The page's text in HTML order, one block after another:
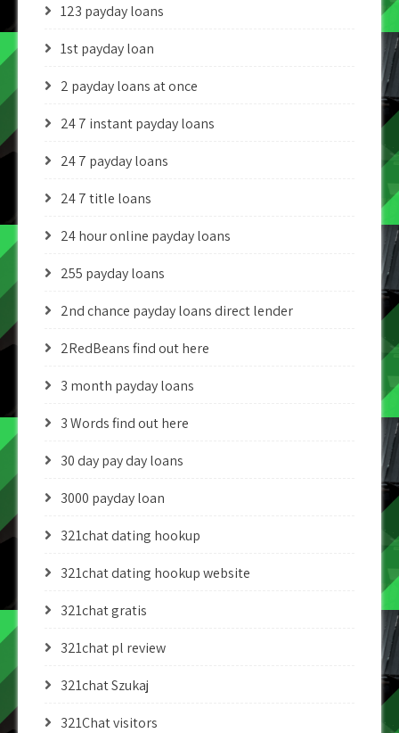
123 payday loans
1st payday loan
2 payday loans at once
24 7 instant payday loans
24 7 payday loans
24 7 title loans
24 hour online payday loans
255 payday loans
2nd chance payday loans direct lender
2RedBeans find out here
3 month payday loans
3 Words find out here
30 day pay day loans
3000 payday loan
321chat dating hookup
321chat dating hookup website
321chat gratis
321chat pl review
321chat Szukaj
321Chat visitors